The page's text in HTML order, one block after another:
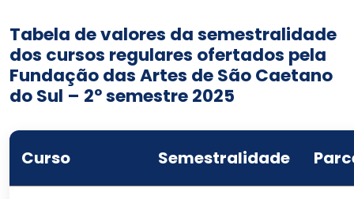
Tabela de valores da semestralidade
dos cursos regulares ofertados pela
Fundação das Artes de São Caetano
do Sul – 2º semestre 2025
Curso Semestralidade